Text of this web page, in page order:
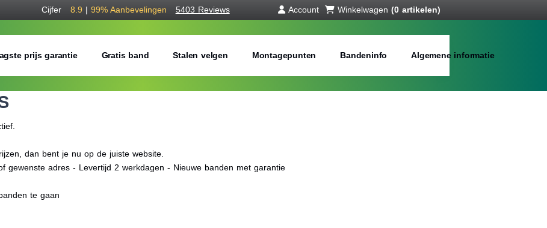
Cijfer 8.9 | 99% Aanbevelingen 5403 Reviews Account Winkelwagen (0 artikelen)
prijs garantie Gratis band Stalen velgen Montagepunten Bandeninfo Algemene informatie
dan bent je nu op de juiste website.
gewenste adres - Levertijd 2 werkdagen - Nieuwe banden met garantie
te gaan